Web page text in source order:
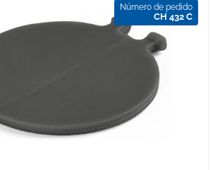
Número de pedido
CH 432 C